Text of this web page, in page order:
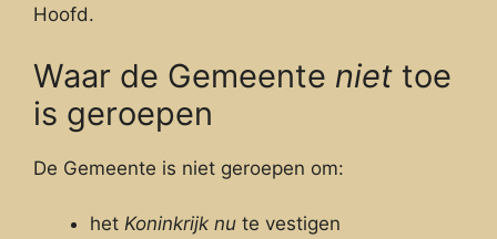
Hoofd.
Waar de Gemeente niet toe
is geroepen
De Gemeente is niet geroepen om:
het Koninkrijk nu te vestigen